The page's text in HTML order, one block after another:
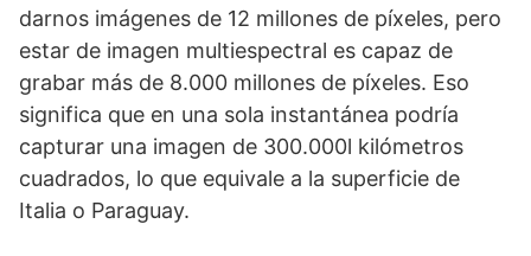
darnos imágenes de 12 millones de píxeles, pero
estar de imagen multiespectral es capaz de
grabar más de 8.000 millones de píxeles. Eso
significa que en una sola instantánea podría
capturar una imagen de 300.000l kilómetros
cuadrados, lo que equivale a la superficie de
Italia o Paraguay.